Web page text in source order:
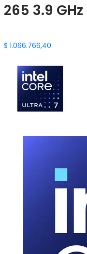
265 3.9 GHz
$ 1.066.766,40